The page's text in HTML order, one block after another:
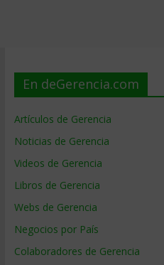
En deGerencia.com
Artículos de Gerencia
Noticias de Gerencia
Videos de Gerencia
Libros de Gerencia
Webs de Gerencia
Negocios por País
Colaboradores de Gerencia